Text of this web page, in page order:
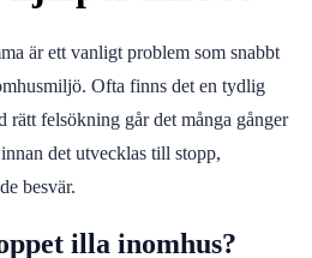
är ett vanligt problem som snabbt
Ofta finns det en tydlig
rätt felsökning går det många gånger
det utvecklas till stopp,
besvär.
illa inomhus?